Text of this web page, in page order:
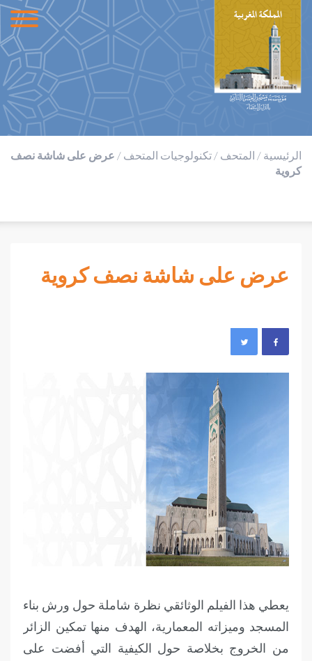
الرئيسية / المتحف / تكنولوجيات المتحف / عرض على شاشة نصف
كروية
عرض على شاشة نصف كروية
يعطي هذا الفيلم الوثائقي نظرة شاملة حول ورش بناء
المسجد وميزاته المعمارية، الهدف منها تمكين الزائر
من الخروج بخلاصة حول الكيفية التي أفضت على